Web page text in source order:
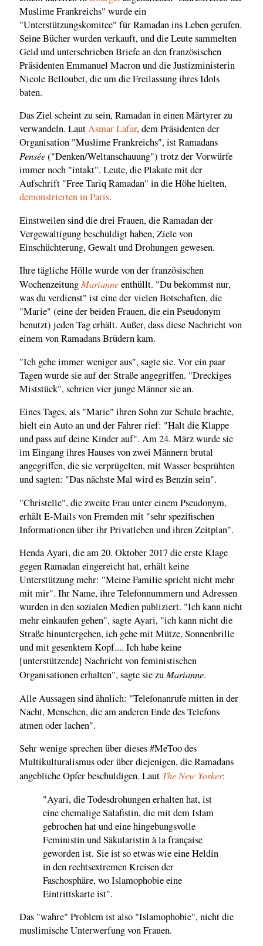
Muslime Frankreichs" wurde ein
"Unterstützungskomitee" für Ramadan ins Leben gerufen.
Seine Bücher wurden verkauft, und die Leute sammelten
Geld und unterschrieben Briefe an den französischen
Präsidenten Emmanuel Macron und die Justizministerin
Nicole Belloubet, die um die Freilassung ihres Idols
baten.
Das Ziel scheint zu sein, Ramadan in einen Märtyrer zu
verwandeln. LautAsmar Lafar, dem Präsidenten der
Organisation "Muslime Frankreichs", ist Ramadans
Pensée("Denken/Weltanschauung") trotz der Vorwürfe
immer noch "intakt". Leute, die Plakate mit der
Aufschrift "Free Tariq Ramadan" in die Höhe hielten,
demonstrierten in Paris.
Einstweilen sind die drei Frauen, die Ramadan der
Vergewaltigung beschuldigt haben, Ziele von
Einschüchterung, Gewalt und Drohungen gewesen.
Ihre tägliche Hölle wurde von der französischen
Wochenzeitung Marianneenthüllt. "Du bekommst nur,
was du verdienst" ist eine der vielen Botschaften, die
"Marie" (eine der beiden Frauen, die ein Pseudonym
benutzt) jeden Tag erhält. Außer, dass diese Nachricht von
einem von Ramadans Brüdern kam.
"Ich gehe immer weniger aus", sagte sie. Vor ein paar
Tagen wurde sie auf der Straße angegriffen. "Dreckiges
Miststück", schrien vier junge Männer sie an.
Eines Tages, als "Marie" ihren Sohn zur Schule brachte,
hielt ein Auto an und der Fahrer rief: "Halt die Klappe
und pass auf deine Kinder auf". Am 24. März wurde sie
im Eingang ihres Hauses von zwei Männern brutal
angegriffen, die sie verprügelten, mit Wasser besprühten
und sagten: "Das nächste Mal wird es Benzin sein".
"Christelle", die zweite Frau unter einem Pseudonym,
erhält E-Mails von Fremden mit "sehr spezifischen
Informationen über ihr Privatleben und ihren Zeitplan".
Henda Ayari, die am 20. Oktober 2017 die erste Klage
gegen Ramadan eingereicht hat, erhält keine
Unterstützung mehr: "Meine Familie spricht nicht mehr
mit mir". Ihr Name, ihre Telefonnummern und Adressen
wurden in den sozialen Medien publiziert. "Ich kann nicht
mehr einkaufen gehen", sagte Ayari, "ich kann nicht die
Straße hinuntergehen, ich gehe mit Mütze, Sonnenbrille
und mit gesenktem Kopf.... Ich habe keine
[unterstützende] Nachricht von feministischen
Organisationen erhalten", sagte sie zuMarianne.
Alle Aussagen sind ähnlich: "Telefonanrufe mitten in der
Nacht, Menschen, die am anderen Ende des Telefons
atmen oder lachen".
Sehr wenige sprechen über dieses #MeToo des
Multikulturalismus oder über diejenigen, die Ramadans
angebliche Opfer beschuldigen. Laut The New Yorker:
"Ayari, die Todesdrohungen erhalten hat, ist
eine ehemalige Salafistin, die mit dem Islam
gebrochen hat und eine hingebungsvolle
Feministin und Säkularistin à la française
geworden ist. Sie ist so etwas wie eine Heldin
in den rechtsextremen Kreisen der
Faschosphäre, wo Islamophobie eine
Eintrittskarte ist".
Das "wahre" Problem ist also "Islamophobie", nicht die
muslimische Unterwerfung von Frauen.